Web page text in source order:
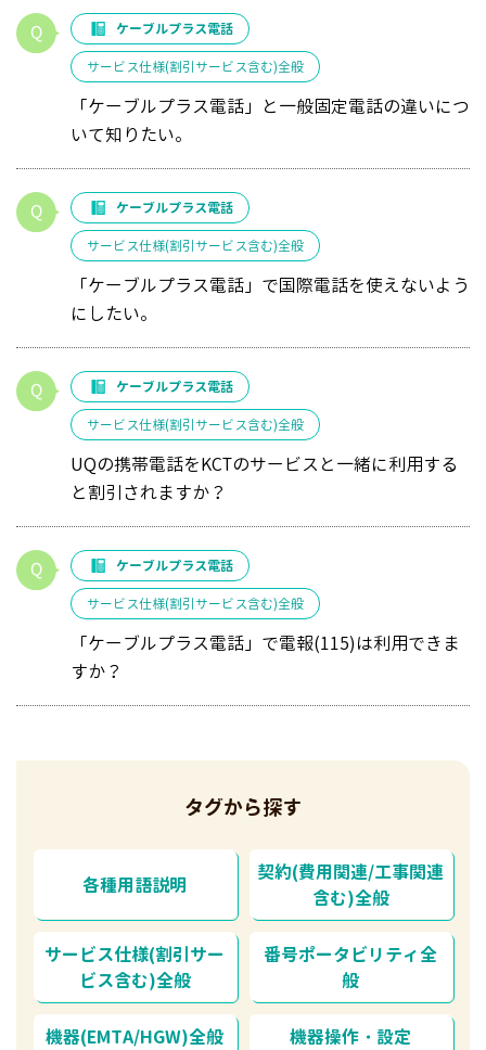
ケーブルプラス電話
サービス仕様(割引サービス含む)全般
「ケーブルプラス電話」と一般固定電話の違いにつ
いて知りたい。
ケーブルプラス電話
サービス仕様(割引サービス含む)全般
「ケーブルプラス電話」で国際電話を使えないよう
にしたい。
ケーブルプラス電話
サービス仕様(割引サービス含む)全般
UQの携帯電話をKCTのサービスと一緒に利用する
と割引されますか？
ケーブルプラス電話
サービス仕様(割引サービス含む)全般
「ケーブルプラス電話」で電報(115)は利用できま
すか？
タグから探す
各種用語説明
契約(費用関連/工事関連
含む)全般
サービス仕様(割引サー
ビス含む)全般
番号ポータビリティ全
般
機器(EMTA/HGW)全般 機器操作・設定